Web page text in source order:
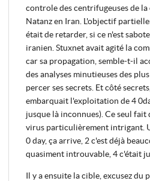
controle des centrifugeuses de
Natanz en Iran. L'objectif
était de retarder, si ce n'est
iranien. Stuxnet avait agité la
car sa propagation, semble-t-il
des analyses minutieuses des
percer ses secrets. Et côté
embarquait l'exploitation de 4
jusque là inconnues). Ce seul
virus particulièrement intrigant.
0 day, ça arrive, 2 c'est déjà
quasiment introuvable, 4 c'était
Il y a ensuite la cible, excusez du